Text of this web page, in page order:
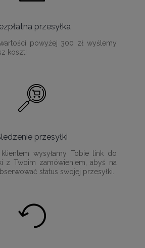
przesyłka
powyżej 300 zł wyślemy
koszt!
przesyłki
wysyłamy Tobie link do
z Twoim zamówieniem, abyś na
status swojej przesyłki.